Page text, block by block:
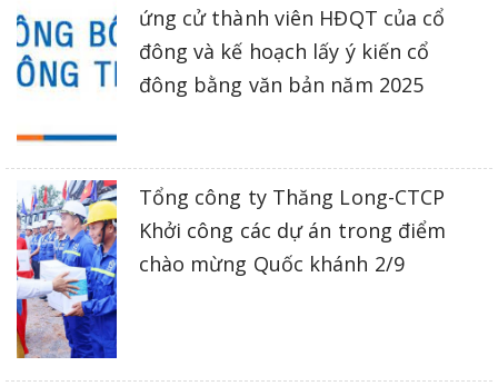
ứng cử thành viên HĐQT của cổ
đông và kế hoạch lấy ý kiến cổ
đông bằng văn bản năm 2025
Tổng công ty Thăng Long-CTCP
Khởi công các dự án trong điểm
chào mừng Quốc khánh 2/9